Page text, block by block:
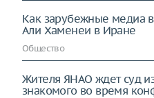
Как зарубежные медиа
Али Хаменеи в Иране
Общество
Жителя ЯНАО ждет суд
знакомого во время